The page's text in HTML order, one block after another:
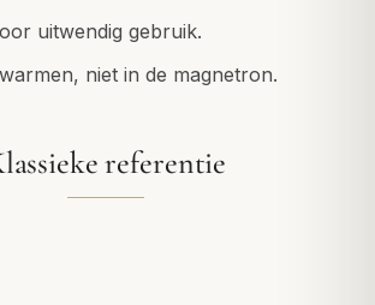
uitwendig gebruik.
niet in de magnetron.
referentie